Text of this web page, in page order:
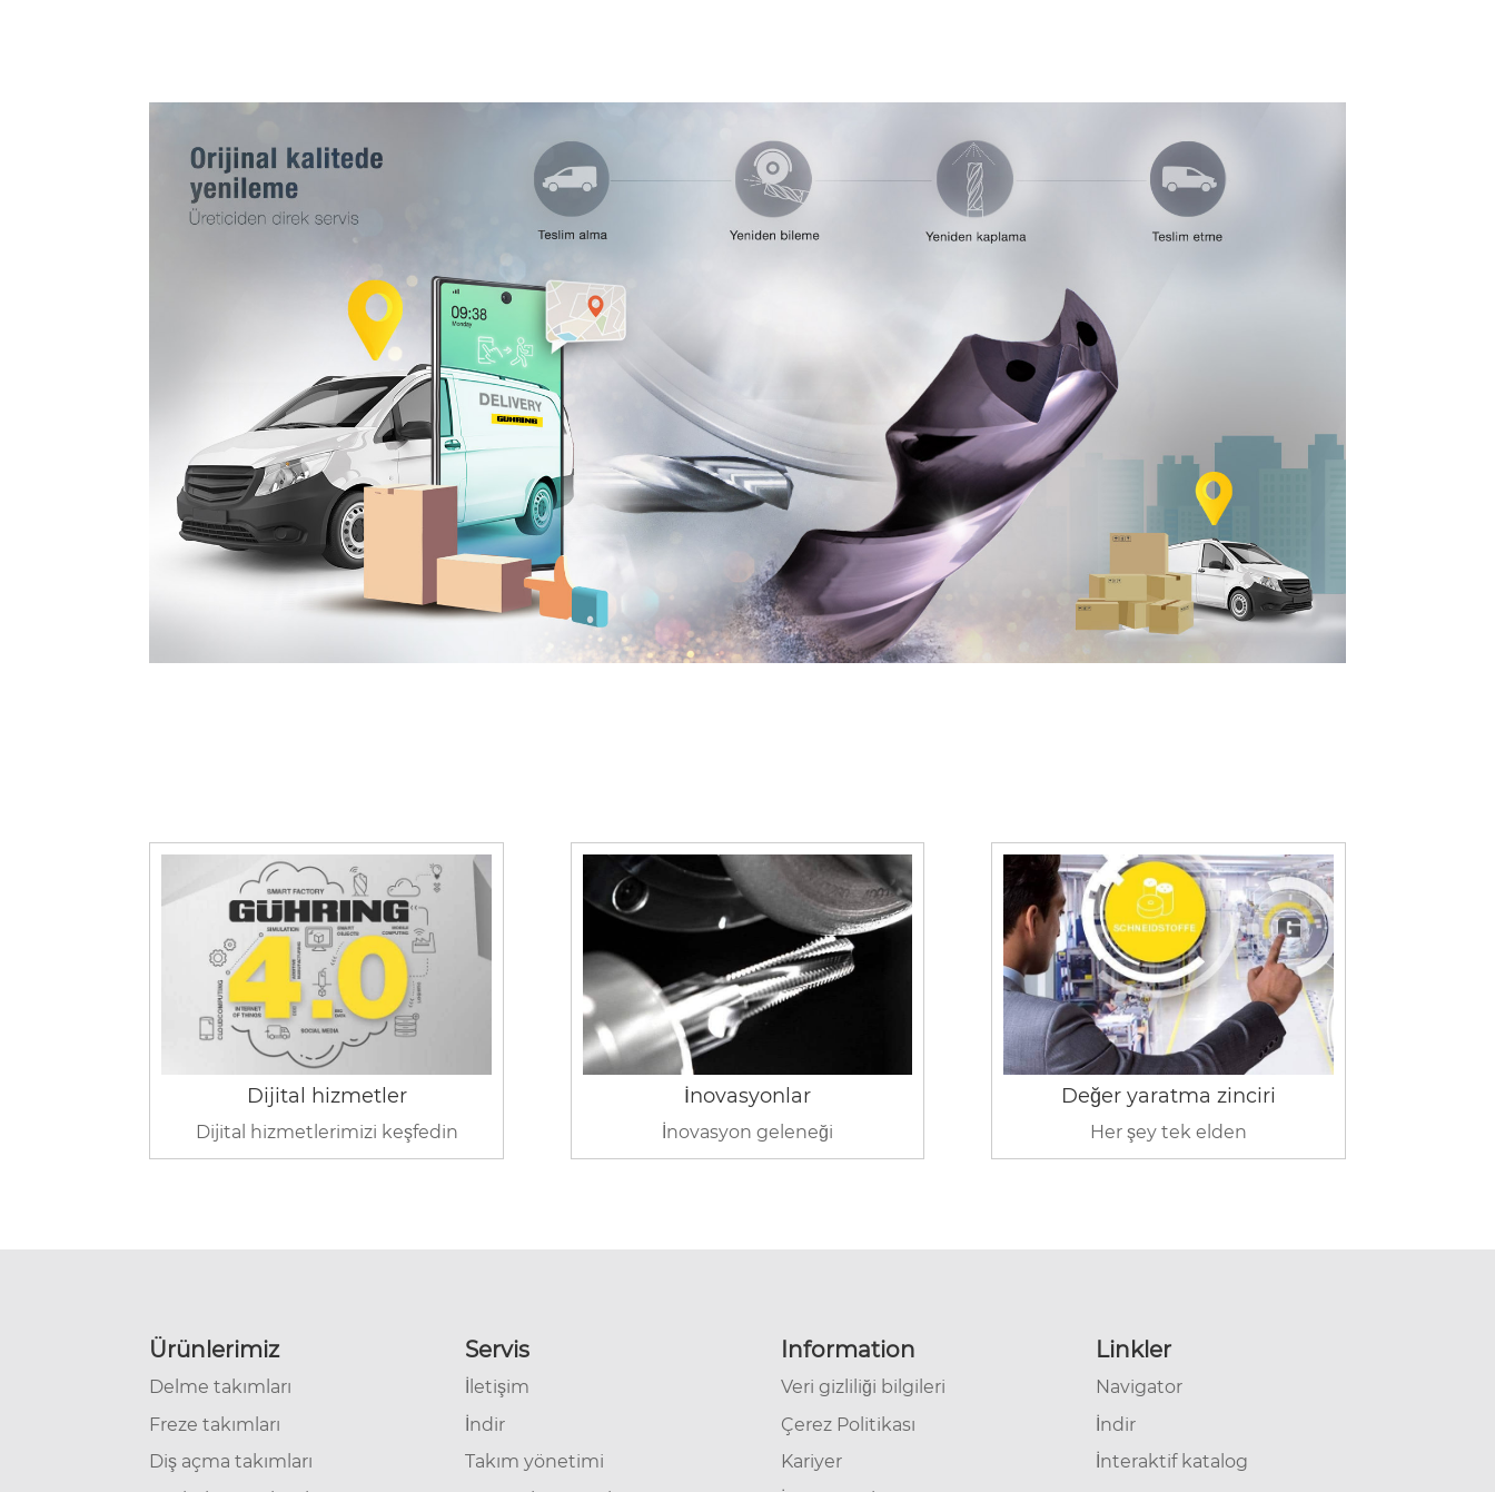
Dijital hizmetler
Dijital hizmetlerimizi keşfedin
İnovasyonlar
İnovasyon geleneği
Değer yaratma zinciri
Her şey tek elden
Ürünlerimiz
Delme takımları
Freze takımları
Diş açma takımları
Servis
İletişim
İndir
Takım yönetimi
Information
Veri gizliliği bilgileri
Çerez Politikası
Kariyer
Linkler
Navigator
İndir
İnteraktif katalog